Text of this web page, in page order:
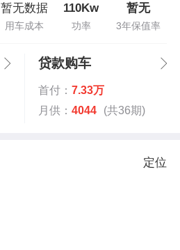
暂无数据
用车成本
110Kw
功率
暂无
3年保值率
贷款购车
首付： 7.33万
月供： 4044 (共36期)
定位